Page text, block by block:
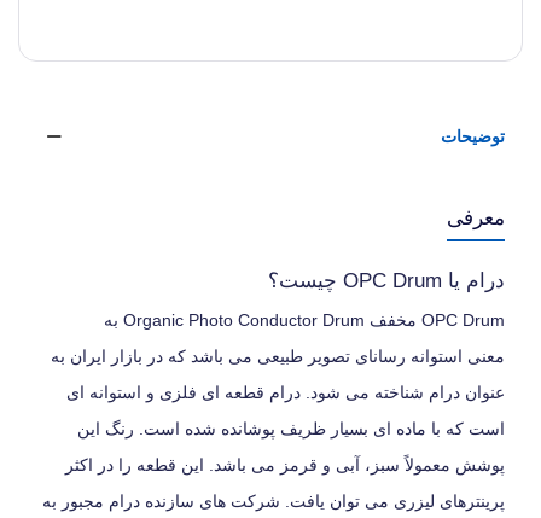
توضیحات
معرفی
درام یا OPC Drum چیست؟
OPC Drum مخفف Organic Photo Conductor Drum به
معنی استوانه رسانای تصویر طبیعی می باشد که در بازار ایران به
عنوان درام شناخته می شود. درام قطعه ای فلزی و استوانه ای
است که با ماده ای بسیار ظریف پوشانده شده است. رنگ این
پوشش معمولاً سبز، آبی و قرمز می باشد. این قطعه را در اکثر
پرینترهای لیزری می توان یافت. شرکت های سازنده درام مجبور به